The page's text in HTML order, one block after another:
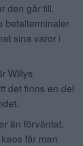
den går till.
betalterminaler
sina varor i
Willys
det finns en del
än förväntat.
får man